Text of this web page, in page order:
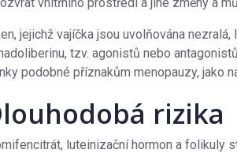
jejichž vajíčka jsou uvolňována
tzv. agonistů nebo
podobné příznakům menopauzy, jako
rizika
luteinizační hormon a folikuly